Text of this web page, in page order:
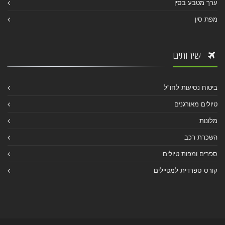
ערך מטבע בסין
מפת סין
שירותים
ביטוח נסיעות לחו"ל
טיולים מאורגנים
מלונות
השכרת רכב
ספרים ומפות טיולים
קורס ספרדית למטיילים